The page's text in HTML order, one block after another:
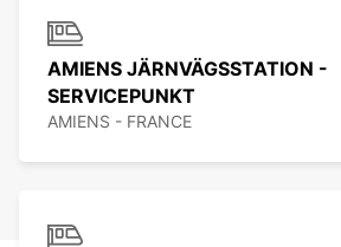
AMIENS JÄRNVÄGSSTATION -
SERVICEPUNKT
AMIENS - FRANCE